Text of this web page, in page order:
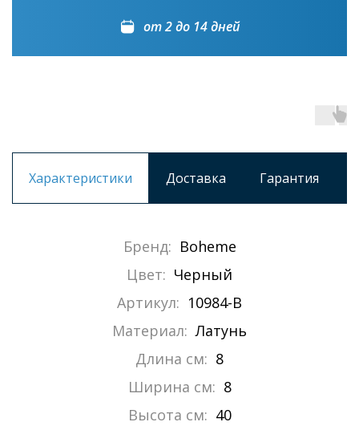
от 2 до 14 дней
Характеристики Доставка Гарантия
Бренд: Boheme
Цвет: Черный
Артикул: 10984-B
Материал: Латунь
Длина см: 8
Ширина см: 8
Высота см: 40